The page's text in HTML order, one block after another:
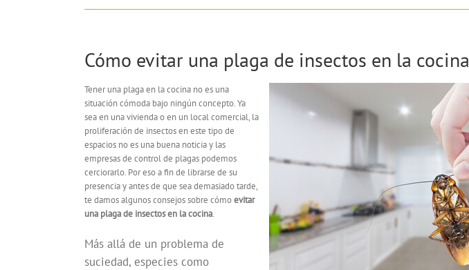
Cómo evitar una plaga de insectos en la cocina
Tener una plaga en la cocina no es una
situación cómoda bajo ningún concepto. Ya
sea en una vivienda o en un local comercial, la
proliferación de insectos en este tipo de
espacios no es una buena noticia y las
empresas de control de plagas podemos
cerciorarlo. Por eso a fin de librarse de su
presencia y antes de que sea demasiado tarde,
te damos algunos consejos sobre cómoevitar
una plaga de insectos en la cocina.
Más allá de un problema de
suciedad, especies como